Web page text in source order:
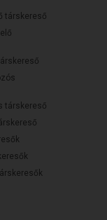
társkereső
társkereső